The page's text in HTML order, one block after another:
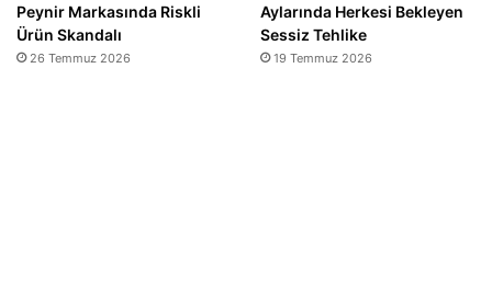
Peynir Markasında Riskli
Ürün Skandalı
26 Temmuz 2026
Aylarında Herkesi Bekleyen
Sessiz Tehlike
19 Temmuz 2026